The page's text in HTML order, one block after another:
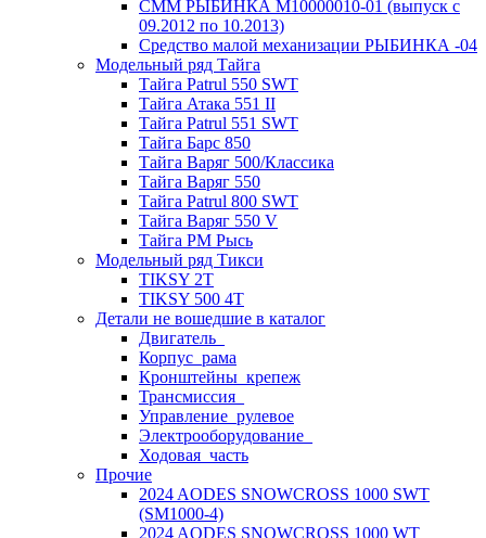
СММ РЫБИНКА M10000010-01 (выпуск с
09.2012 по 10.2013)
Средство малой механизации РЫБИНКА -04
Модельный ряд Тайга
Тайга Patrul 550 SWT
Тайга Атака 551 II
Тайга Patrul 551 SWT
Тайга Барс 850
Тайга Варяг 500/Классика
Тайга Варяг 550
Тайга Patrul 800 SWT
Тайга Варяг 550 V
Тайга РМ Рысь
Модельный ряд Тикси
TIKSY 2T
TIKSY 500 4T
Детали не вошедшие в каталог
Двигатель_
Корпус_рама
Кронштейны_крепеж
Трансмиссия_
Управление_рулевое
Электрооборудование_
Ходовая_часть
Прочие
2024 AODES SNOWCROSS 1000 SWT
(SM1000-4)
2024 AODES SNOWCROSS 1000 WT